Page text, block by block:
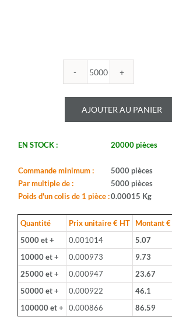
quantité
ROYALOHM
-
R0805B
Boitier:
0805
-
39ohm
-
Tol.:
1%
-
Puis.:
1/8W-
S
-
AJOUTER AU PANIER
EN STOCK : 20000 pièces
Commande minimum :
5000 pièces
Par multiple de :
5000 pièces
Poids d'un colis de 1 pièce :0.00015 Kg
Quantité Prix unitaire € HT
Montant
5000 et +
0.001014
5.07
10000 et +
0.000973
9.73
25000 et +
0.000947
23.67
50000 et +
0.000922
46.1
100000 et +
0.000866 86.59